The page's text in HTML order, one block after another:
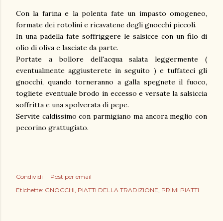
Con la farina e la polenta fate un impasto omogeneo,
formate dei rotolini e ricavatene degli gnocchi piccoli.
In una padella fate soffriggere le salsicce con un filo di
olio di oliva e lasciate da parte.
Portate a bollore dell'acqua salata leggermente (
eventualmente aggiusterete in seguito ) e tuffateci gli
gnocchi, quando torneranno a galla spegnete il fuoco,
togliete eventuale brodo in eccesso e versate la salsiccia
soffritta e una spolverata di pepe.
Servite caldissimo con parmigiano ma ancora meglio con
pecorino grattugiato.
Condividi
Post per email
Etichette: GNOCCHI PIATTI DELLA TRADIZIONE PRIMI PIATTI